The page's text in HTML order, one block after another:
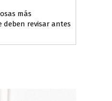
más
deben revisar antes